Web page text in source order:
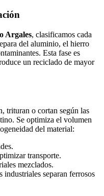
Argales, clasificamos cada
del aluminio, el hierro
Esta fase es
un reciclado de mayor
trituran o cortan según las
Se optimiza el volumen
del material:
transporte.
mezclados.
industriales separan ferrosos